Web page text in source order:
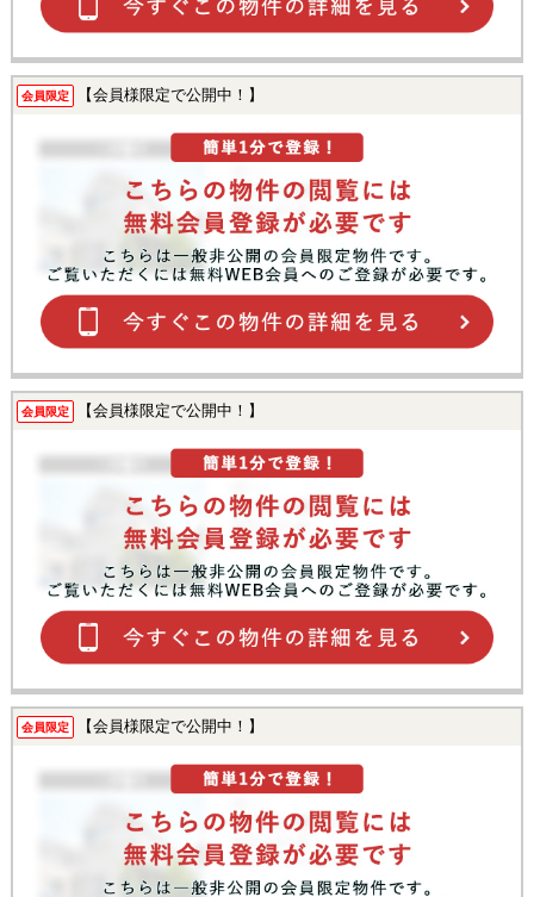
会員限定 【会員様限定で公開中！】
会員限定 【会員様限定で公開中！】
会員限定 【会員様限定で公開中！】